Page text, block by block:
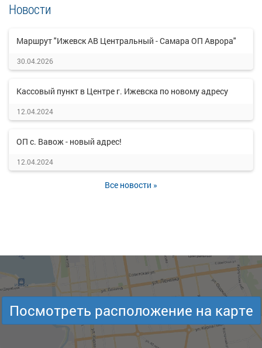
Новости
Маршрут "Ижевск АВ Центральный - Самара ОП Аврора"
30.04.2026
Кассовый пункт в Центре г. Ижевска по новому адресу
12.04.2024
ОП с. Вавож - новый адрес!
12.04.2024
Все новости »
Посмотреть расположение на карте